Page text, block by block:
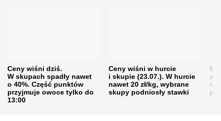
Ceny wiśni dziś.
W skupach spadły nawet
o 40%. Część punktów
przyjmuje owoce tylko do
13:00
Ceny wiśni w hurcie
i skupie (23.07.). W hurcie
nawet 20 zł/kg, wybrane
skupy podniosły stawki